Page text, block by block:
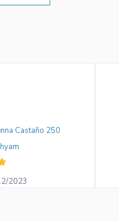
Castaño 250
2023